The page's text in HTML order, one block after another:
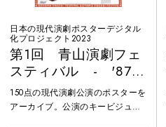
日本の現代演劇ポスターデジタル
化プロジェクト2023
第1回 青山演劇フェ
スティバル - '87
回転の時代の感性た
ち
150点の現代演劇公演のポスターを
アーカイブ。公演のキービジュア